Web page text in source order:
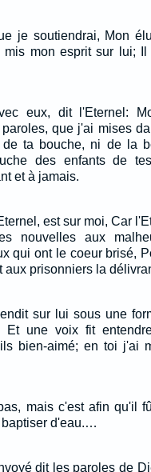
je soutiendrai, Mon
mis mon esprit sur lui; Il
eux, dit l'Eternel:
que j'ai mises
de ta bouche, ni de la
des enfants de
et à jamais.
est sur moi, Car
nouvelles aux
qui ont le coeur brisé,
aux prisonniers la
sur lui sous une
Et une voix fit
bien-aimé; en toi j'ai
mais c'est afin qu'il
baptiser d'eau.…
dit les paroles de